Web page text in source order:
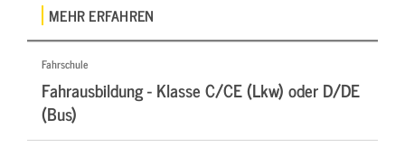
MEHR ERFAHREN
Fahrschule
Fahrausbildung - Klasse C/CE (Lkw) oder D/DE
(Bus)